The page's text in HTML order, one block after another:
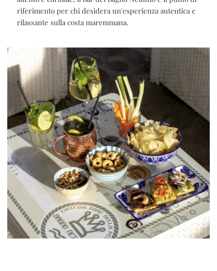
riferimento per chi desidera un'esperienza autentica e
rilassante sulla costa maremmana.​